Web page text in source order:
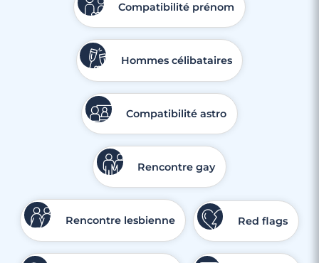
Compatibilité prénom
Hommes célibataires
Compatibilité astro
Rencontre gay
Rencontre lesbienne Red flags